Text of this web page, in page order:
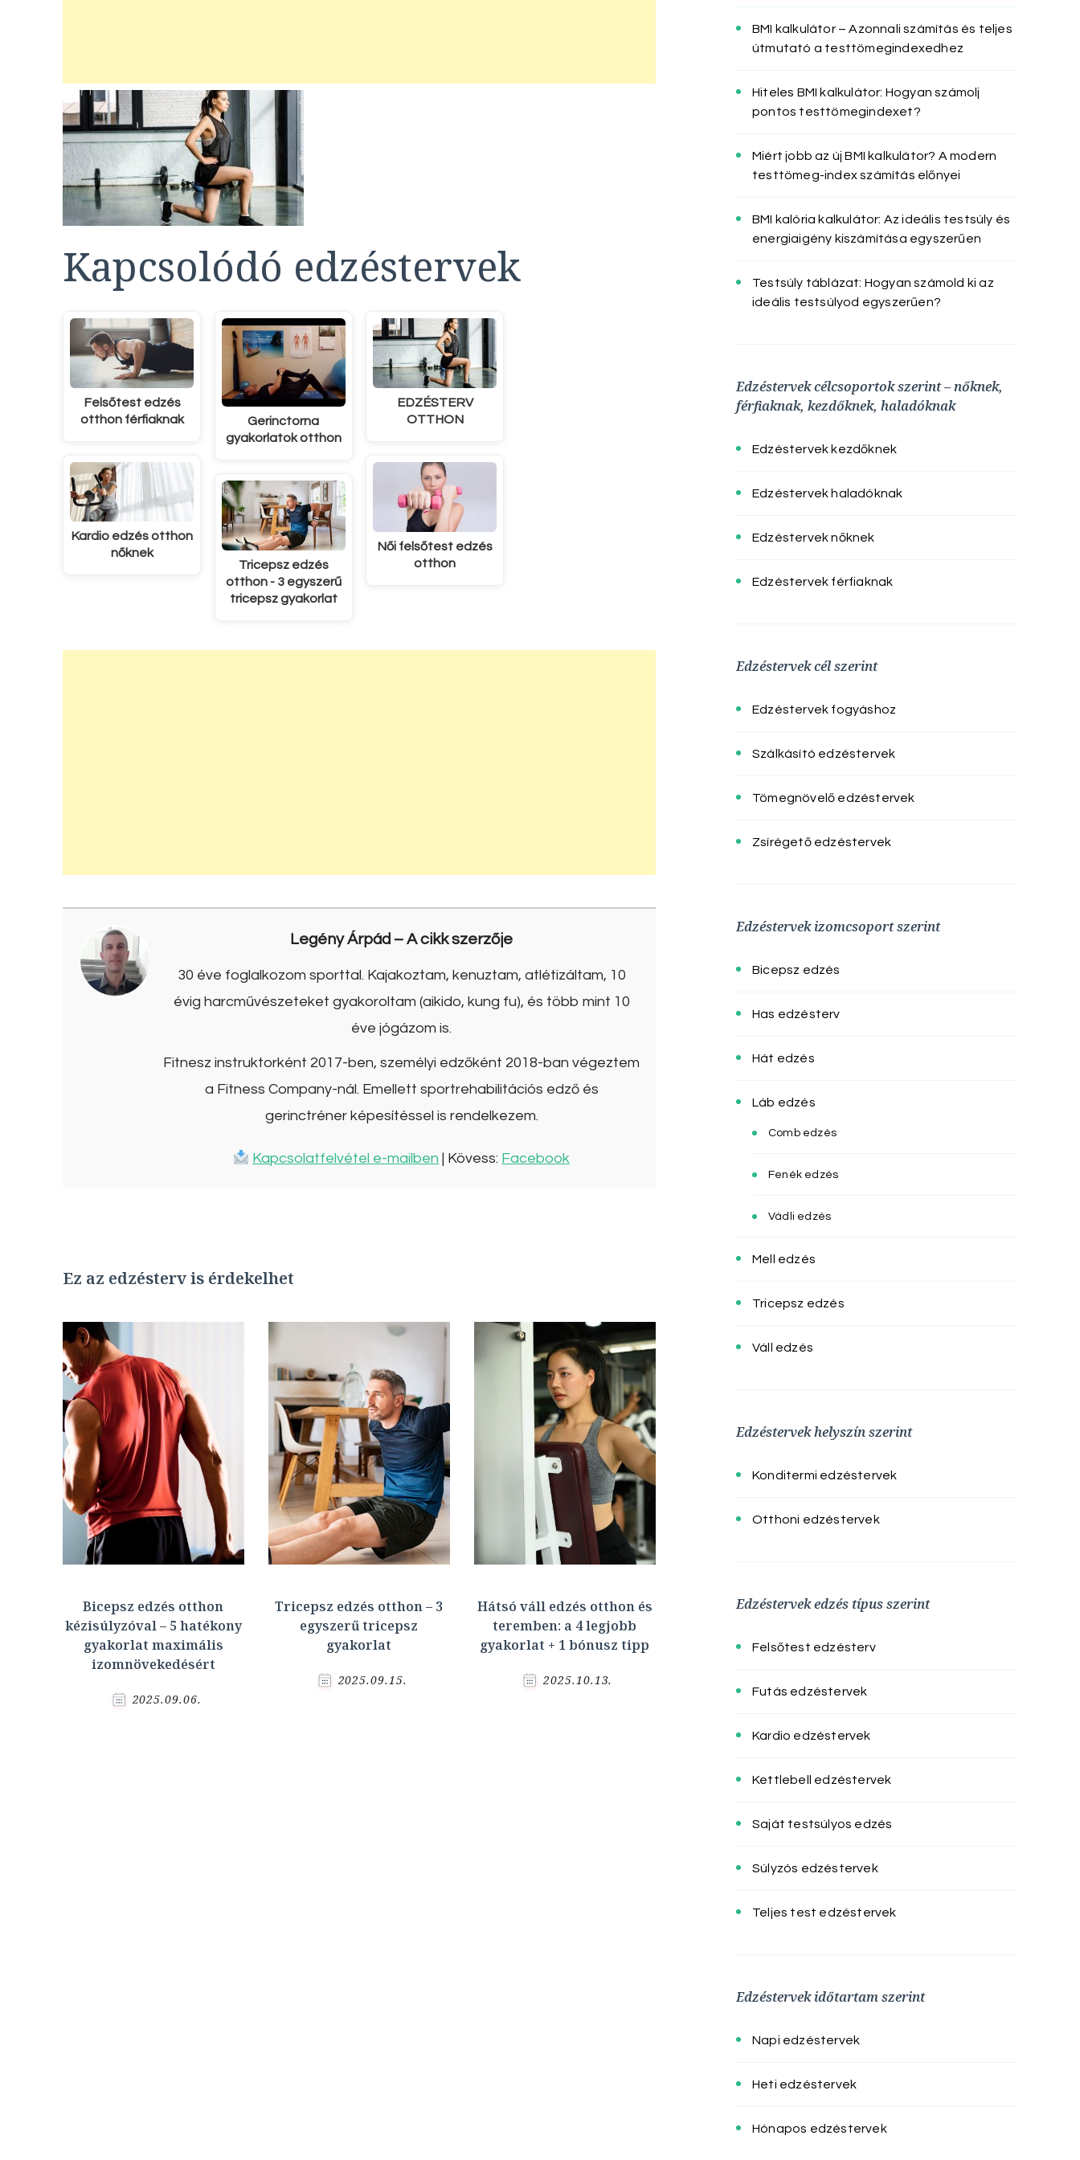
Kapcsolódó edzéstervek
Felsőtest edzés
otthon férfiaknak
Kardio edzés otthon
nőknek
Gerinctorna
gyakorlatok otthon
Tricepsz edzés
otthon - 3 egyszerű
tricepsz gyakorlat
EDZÉSTERV
OTTHON
Női felsőtest edzés
otthon
Legény Árpád – A cikk szerzője
30 éve foglalkozom sporttal. Kajakoztam, kenuztam, atlétizáltam, 10
évig harcművészeteket gyakoroltam (aikido, kung fu), és több mint 10
éve jógázom is.
Fitnesz instruktorként 2017-ben, személyi edzőként 2018-ban végeztem
a Fitness Company-nál. Emellett sportrehabilitációs edző és
gerinctréner képesítéssel is rendelkezem.
Kapcsolatfelvétel e-mailben | Kövess: Facebook
Ez az edzésterv is érdekelhet
Bicepsz edzés otthon
kézisúlyzóval – 5 hatékony
gyakorlat maximális
izomnövekedésért
2025.09.06.
Tricepsz edzés otthon – 3
egyszerű tricepsz
gyakorlat
2025.09.15.
Hátsó váll edzés otthon és
teremben: a 4 legjobb
gyakorlat + 1 bónusz tipp
2025.10.13.
BMI kalkulátor – Azonnali számítás és teljes
útmutató a testtömegindexedhez
Hiteles BMI kalkulátor: Hogyan számolj
pontos testtömegindexet?
Miért jobb az új BMI kalkulátor? A modern
testtömeg-index számítás előnyei
BMI kalória kalkulátor: Az ideális testsúly és
energiaigény kiszámítása egyszerűen
Testsúly táblázat: Hogyan számold ki az
ideális testsúlyod egyszerűen?
Edzéstervek célcsoportok szerint – nőknek,
férfiaknak, kezdőknek, haladóknak
Edzéstervek kezdőknek
Edzéstervek haladóknak
Edzéstervek nőknek
Edzéstervek férfiaknak
Edzéstervek cél szerint
Edzéstervek fogyáshoz
Szálkásító edzéstervek
Tömegnövelő edzéstervek
Zsírégető edzéstervek
Edzéstervek izomcsoport szerint
Bicepsz edzés
Has edzésterv
Hát edzés
Láb edzés
Comb edzés
Fenék edzés
Vádli edzés
Mell edzés
Tricepsz edzés
Váll edzés
Edzéstervek helyszín szerint
Konditermi edzéstervek
Otthoni edzéstervek
Edzéstervek edzés típus szerint
Felsőtest edzésterv
Futás edzéstervek
Kardio edzéstervek
Kettlebell edzéstervek
Saját testsúlyos edzés
Súlyzós edzéstervek
Teljes test edzéstervek
Edzéstervek időtartam szerint
Napi edzéstervek
Heti edzéstervek
Hónapos edzéstervek